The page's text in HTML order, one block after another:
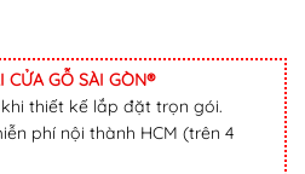
GỖ SÀI GÒN®
thiết kế lắp đặt trọn gói.
phí nội thành HCM (trên 4